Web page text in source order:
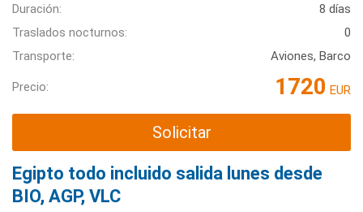
Duración:
8 días
Traslados nocturnos:
0
Transporte:
Aviones, Barco
Precio: 1720 EUR
Solicitar
Egipto todo incluido salida lunes desde
BIO, AGP, VLC